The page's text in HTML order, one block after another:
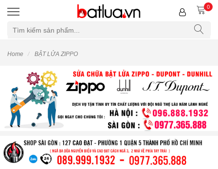
0
Home BẬT LỬA ZIPPO